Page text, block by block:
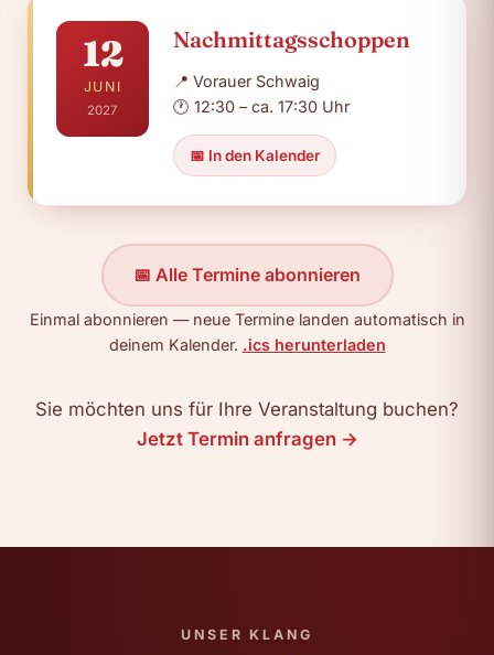
12
JUNI
2027
Nachmittagsschoppen
📍 Vorauer Schwaig
🕐 12:30 – ca. 17:30 Uhr
📅 In den Kalender
📅 Alle Termine abonnieren
Einmal abonnieren — neue Termine landen automatisch in
deinem Kalender. .ics herunterladen
Sie möchten uns für Ihre Veranstaltung buchen?
Jetzt Termin anfragen →
UNSER KLANG